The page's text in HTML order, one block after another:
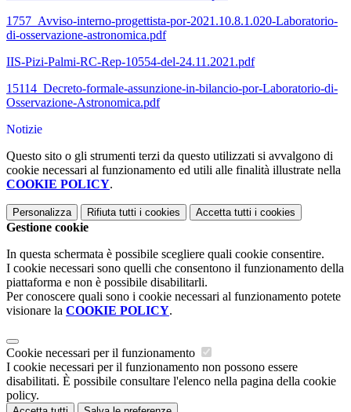
1757_Avviso-interno-progettista-por-2021.10.8.1.020-Laboratorio-
di-osservazione-astronomica.pdf
IIS-Pizi-Palmi-RC-Rep-10554-del-24.11.2021.pdf
15114_Decreto-formale-assunzione-in-bilancio-por-Laboratorio-di-
Osservazione-Astronomica.pdf
Notizie
Questo sito o gli strumenti terzi da questo utilizzati si avvalgono di
cookie necessari al funzionamento ed utili alle finalità illustrate nella
COOKIE POLICY.
Personalizza Rifiuta tutti i cookies Accetta tutti i cookies
Gestione cookie
In questa schermata è possibile scegliere quali cookie consentire.
I cookie necessari sono quelli che consentono il funzionamento della
piattaforma e non è possibile disabilitarli.
Per conoscere quali sono i cookie necessari al funzionamento potete
visionare la COOKIE POLICY.
Cookie necessari per il funzionamento
I cookie necessari per il funzionamento non possono essere
disabilitati. È possibile consultare l'elenco nella pagina della cookie
policy.